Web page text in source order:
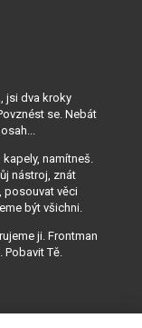
jsi dva kroky
se. Nebát
namítneš.
nástroj, znát
posouvat věci
být všichni.
ji. Frontman
Tě.